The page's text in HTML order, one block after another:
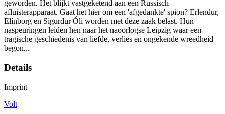
geworden. Het blijkt vastgeketend aan een Russisch
afluisterapparaat. Gaat het hier om een 'afgedankte' spion? Erlendur,
Elínborg en Sigurdur Óli worden met deze zaak belast. Hun
naspeuringen leiden hen naar het naoorlogse Leipzig waar een
tragische geschiedenis van liefde, verlies en ongekende wreedheid
begon...
Details
Imprint
Volt